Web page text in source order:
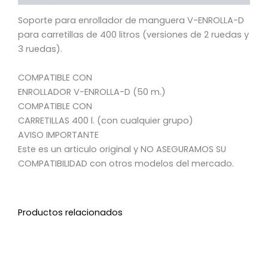
Soporte para enrollador de manguera V-ENROLLA-D
para carretillas de 400 litros (versiones de 2 ruedas y
3 ruedas).
COMPATIBLE CON
ENROLLADOR V-ENROLLA-D (50 m.)
COMPATIBLE CON
CARRETILLAS 400 l. (con cualquier grupo)
AVISO IMPORTANTE
Este es un articulo original y NO ASEGURAMOS SU
COMPATIBILIDAD con otros modelos del mercado.
Productos relacionados